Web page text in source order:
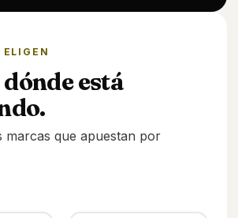
ELIGEN
dónde está
marcas que apuestan por